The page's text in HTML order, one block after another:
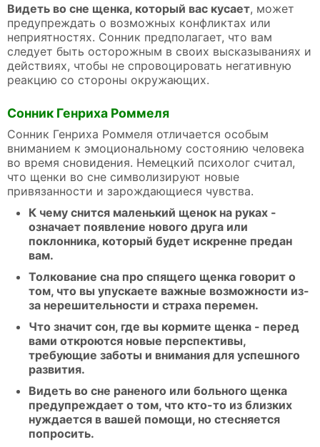
Видеть во сне щенка, который вас кусает, может
предупреждать о возможных конфликтах или
неприятностях. Сонник предполагает, что вам
следует быть осторожным в своих высказываниях и
действиях, чтобы не спровоцировать негативную
реакцию со стороны окружающих.
Сонник Генриха Роммеля
Сонник Генриха Роммеля отличается особым
вниманием к эмоциональному состоянию человека
во время сновидения. Немецкий психолог считал,
что щенки во сне символизируют новые
привязанности и зарождающиеся чувства.
К чему снится маленький щенок на руках -
означает появление нового друга или
поклонника, который будет искренне предан
вам.
Толкование сна про спящего щенка говорит о
том, что вы упускаете важные возможности из-
за нерешительности и страха перемен.
Что значит сон, где вы кормите щенка - перед
вами откроются новые перспективы,
требующие заботы и внимания для успешного
развития.
Видеть во сне раненого или больного щенка
предупреждает о том, что кто-то из близких
нуждается в вашей помощи, но стесняется
попросить.